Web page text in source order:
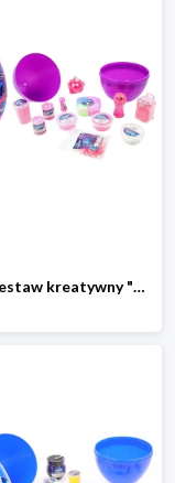
MGM Zestaw kreatywny "Slime" - 3+ rozmiar: onesize